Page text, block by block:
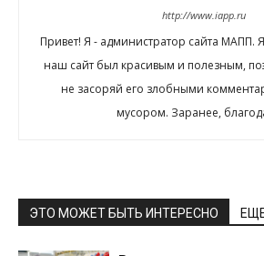
http://www.iapp.ru
Привет! Я - администратор сайта МАПП.
наш сайт был красивым и полезным,
не засоряй его злобными
мусором. Заранее,
ЭТО МОЖЕТ БЫТЬ ИНТЕРЕСНО